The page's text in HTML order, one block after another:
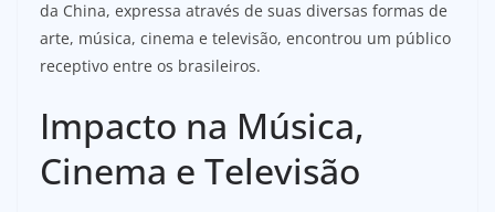
da China, expressa através de suas diversas formas de
arte, música, cinema e televisão, encontrou um público
receptivo entre os brasileiros.
Impacto na Música,
Cinema e Televisão